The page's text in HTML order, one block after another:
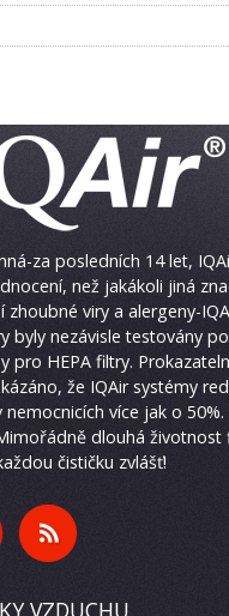
za posledních 14 let,
než jakákoli jiná
zhoubné viry a alergeny-
byly nezávisle testovány
pro HEPA filtry.
že IQAir systémy
nemocnicích více jak o
dlouhá životnost
čističku zvlášť!
VZDUCHU